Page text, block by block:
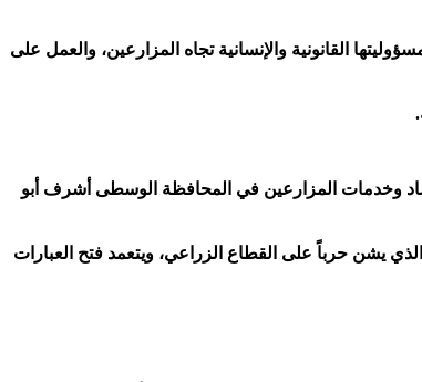
القانونية والإنسانية تجاه المزارعين، والعمل على
وخدمات المزارعين في المحافظة الوسطى أشرف أبو
يشن حرباً على القطاع الزراعي، ويتعمد فتح العبارات